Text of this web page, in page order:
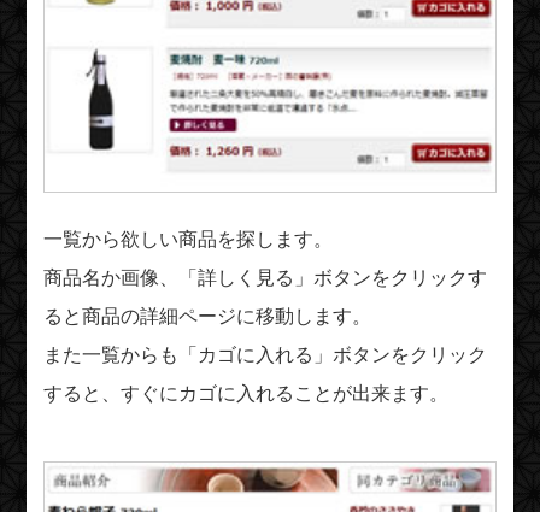
一覧から欲しい商品を探します。
商品名か画像、「詳しく見る」ボタンをクリックす
ると商品の詳細ページに移動します。
また一覧からも「カゴに入れる」ボタンをクリック
すると、すぐにカゴに入れることが出来ます。